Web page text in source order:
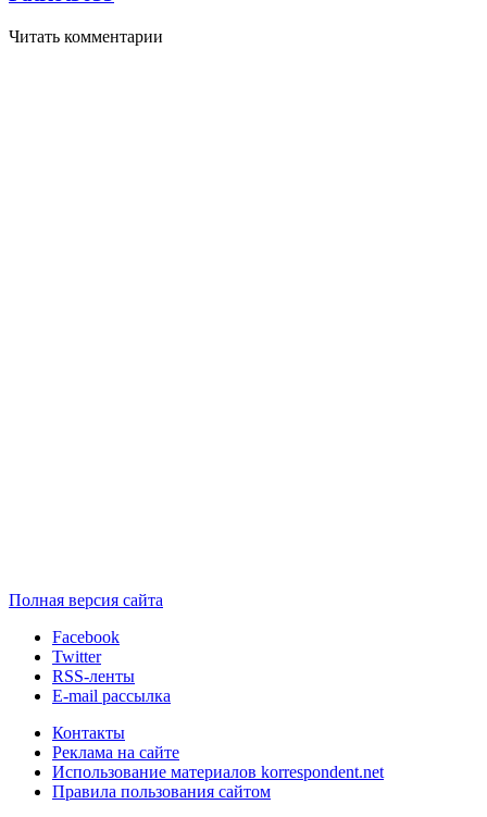
Читать комментарии
Полная версия сайта
Facebook
Twitter
RSS-ленты
E-mail рассылка
Контакты
Реклама на сайте
Использование материалов korrespondent.net
Правила пользования сайтом